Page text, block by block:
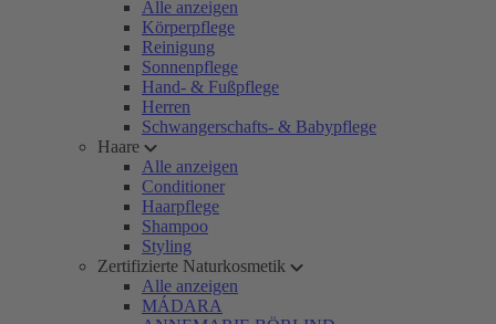
Alle anzeigen
Körperpflege
Reinigung
Sonnenpflege
Hand- & Fußpflege
Herren
Schwangerschafts- & Babypflege
Haare
Alle anzeigen
Conditioner
Haarpflege
Shampoo
Styling
Zertifizierte Naturkosmetik
Alle anzeigen
MÁDARA